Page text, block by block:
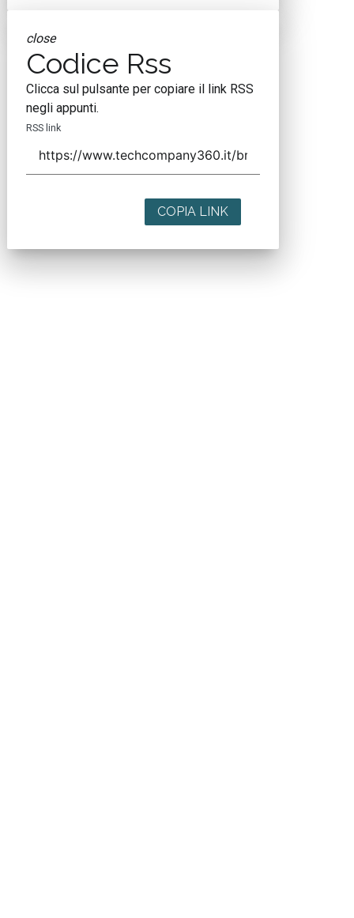
close
Codice Rss
Clicca sul pulsante per copiare il link RSS
negli appunti.
RSS link
COPIA LINK